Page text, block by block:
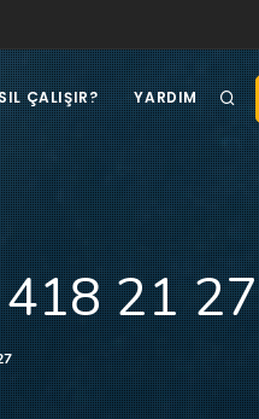
ÇALIŞIR? YARDIM
21 27